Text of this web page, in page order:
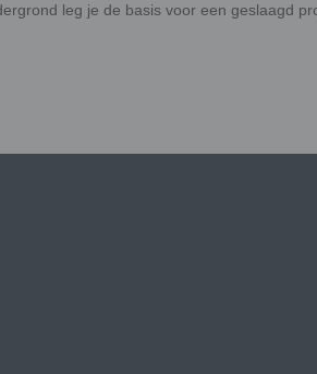
leg je de basis voor een geslaagd